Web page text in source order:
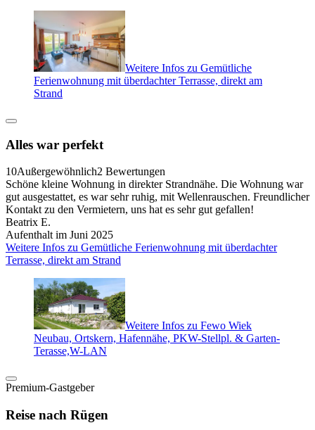
Weitere Infos zu Gemütliche
Ferienwohnung mit überdachter Terrasse, direkt am
Strand
Alles war perfekt
10Außergewöhnlich2 Bewertungen
Schöne kleine Wohnung in direkter Strandnähe. Die Wohnung war
gut ausgestattet, es war sehr ruhig, mit Wellenrauschen. Freundlicher
Kontakt zu den Vermietern, uns hat es sehr gut gefallen!
Beatrix E.
Aufenthalt im Juni 2025
Weitere Infos zu Gemütliche Ferienwohnung mit überdachter
Terrasse, direkt am Strand
Weitere Infos zu Fewo Wiek
Neubau, Ortskern, Hafennähe, PKW-Stellpl. & Garten-
Terasse,W-LAN
Premium-Gastgeber
Reise nach Rügen